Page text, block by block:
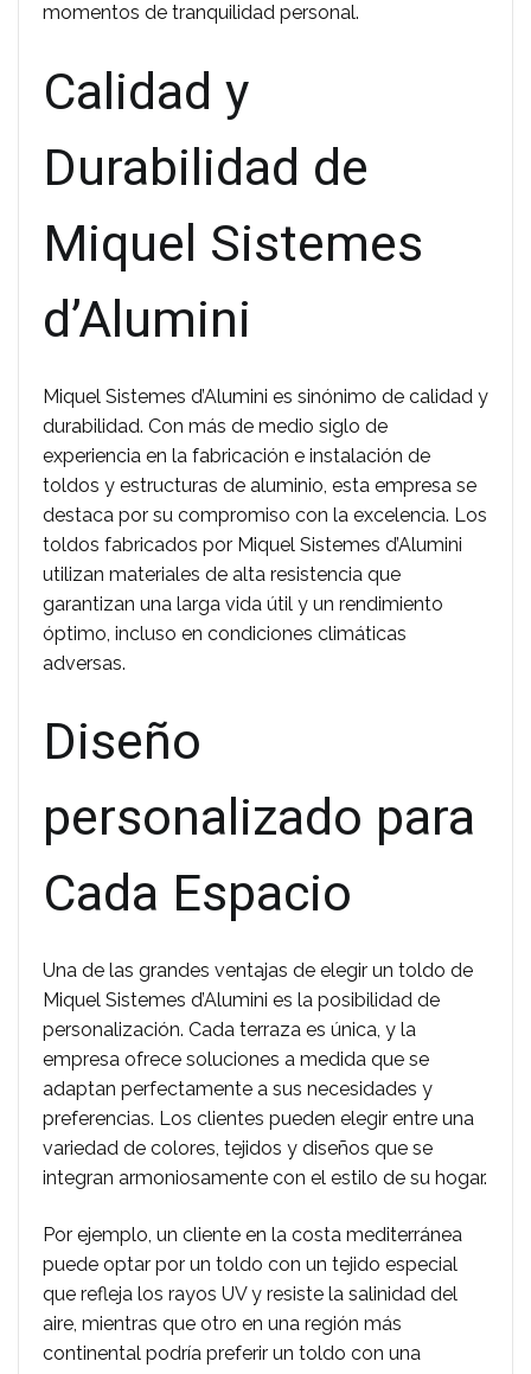
momentos de tranquilidad personal.
Calidad y
Durabilidad de
Miquel Sistemes
d’Alumini
Miquel Sistemes d’Alumini es sinónimo de calidad y
durabilidad. Con más de medio siglo de
experiencia en la fabricación e instalación de
toldos y estructuras de aluminio, esta empresa se
destaca por su compromiso con la excelencia. Los
toldos fabricados por Miquel Sistemes d’Alumini
utilizan materiales de alta resistencia que
garantizan una larga vida útil y un rendimiento
óptimo, incluso en condiciones climáticas
adversas.
Diseño
personalizado para
Cada Espacio
Una de las grandes ventajas de elegir un toldo de
Miquel Sistemes d’Alumini es la posibilidad de
personalización. Cada terraza es única, y la
empresa ofrece soluciones a medida que se
adaptan perfectamente a sus necesidades y
preferencias. Los clientes pueden elegir entre una
variedad de colores, tejidos y diseños que se
integran armoniosamente con el estilo de su hogar.
Por ejemplo, un cliente en la costa mediterránea
puede optar por un toldo con un tejido especial
que refleja los rayos UV y resiste la salinidad del
aire, mientras que otro en una región más
continental podría preferir un toldo con una